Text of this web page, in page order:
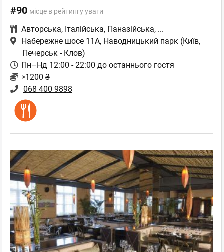
#90 місце в рейтингу уваги
Авторська, Італійська, Паназійська, ...
Набережне шосе 11А, Наводницький парк (Київ,
Печерськ - Клов)
Пн–Нд 12:00 - 22:00 до останнього гостя
>1200 ₴
068 400 9898